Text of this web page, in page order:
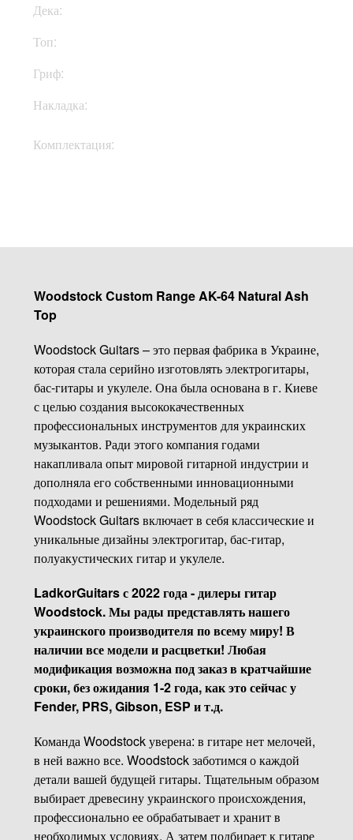
Дека:
Топ:
Гриф:
Накладка:
Комплектация:
Woodstock Custom Range AK-64 Natural Ash
Top
Woodstock Guitars – это первая фабрика в Украине,
которая стала серийно изготовлять электрогитары,
бас-гитары и укулеле. Она была основана в г. Киеве
с целью создания высококачественных
профессиональных инструментов для украинских
музыкантов. Ради этого компания годами
накапливала опыт мировой гитарной индустрии и
дополняла его собственными инновационными
подходами и решениями. Модельный ряд
Woodstock Guitars включает в себя классические и
уникальные дизайны электрогитар, бас-гитар,
полуакустических гитар и укулеле.
LadkorGuitars с 2022 года - дилеры гитар
Woodstock. Мы рады представлять нашего
украинского производителя по всему миру! В
наличии все модели и расцветки! Любая
модификация возможна под заказ в кратчайшие
сроки, без ожидания 1-2 года, как это сейчас у
Fender, PRS, Gibson, ESP и т.д.
Команда Woodstock уверена: в гитаре нет мелочей,
в ней важно все. Woodstock заботимся о каждой
детали вашей будущей гитары. Тщательным образом
выбирает древесину украинского происхождения,
профессионально ее обрабатывает и хранит в
необходимых условиях. А затем подбирает к гитаре